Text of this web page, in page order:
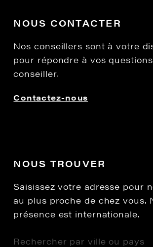
NOUS CONTACTER
Nos conseillers sont à votre
pour répondre à vos
conseiller.
Contactez-nous
NOUS TROUVER
Saisissez votre adresse pour
au plus proche de chez vous.
présence est internationale.